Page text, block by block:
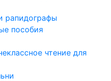
рапидографы
пособия
чтение для